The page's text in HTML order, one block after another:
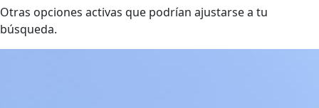
Otras opciones activas que podrían ajustarse a tu
búsqueda.